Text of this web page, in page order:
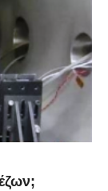
τελευταία
στην
μάλλον